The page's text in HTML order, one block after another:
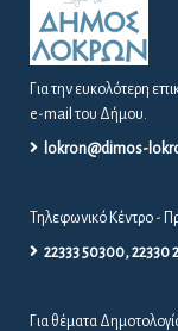
Για την ευκολότερη
e-mail του Δήμου.
lokron@dimos-
Τηλεφωνικό Κέντρο -
22333 50300, 22330
Για θέματα